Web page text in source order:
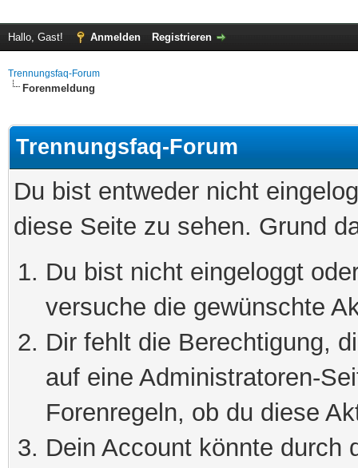
Hallo, Gast! Anmelden Registrieren
Trennungsfaq-Forum
Forenmeldung
Trennungsfaq-Forum
Du bist entweder nicht
diese Seite zu sehen. Grund
Du bist nicht eingeloggt
versuche die gewünschte
Dir fehlt die Berechtigung,
auf eine Administratoren-
Forenregeln, ob du diese
Dein Account könnte durch